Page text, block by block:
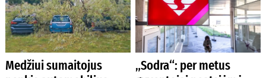
Medžiui sumaitojus
„Sodra“: per metus